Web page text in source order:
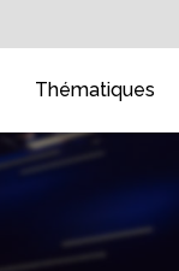
Thématiques